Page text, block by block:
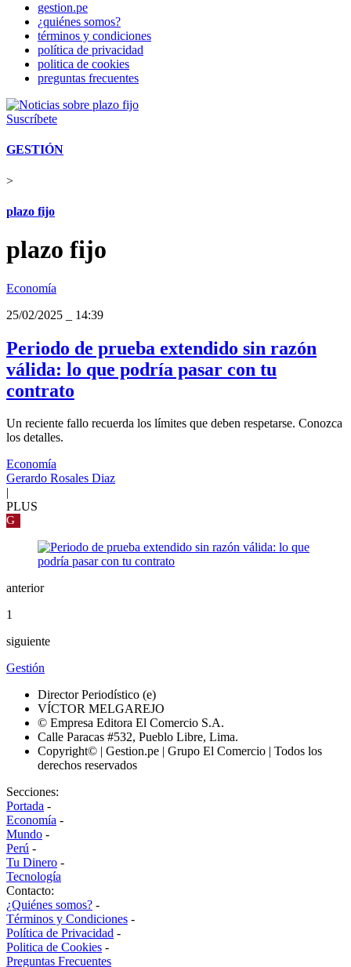
gestion.pe
¿quiénes somos?
términos y condiciones
política de privacidad
politica de cookies
preguntas frecuentes
Suscríbete
GESTIÓN
>
plazo fijo
plazo fijo
Economía
25/02/2025
14:39
Periodo de prueba extendido sin razón
válida: lo que podría pasar con tu
contrato
Un reciente fallo recuerda los límites que deben respetarse. Conozca
los detalles.
Economía
Gerardo Rosales Diaz
PLUS
G
anterior
1
siguiente
Gestión
Director Periodístico (e)
VÍCTOR MELGAREJO
© Empresa Editora El Comercio S.A.
Calle Paracas #532, Pueblo Libre, Lima.
Copyright© | Gestion.pe | Grupo El Comercio | Todos los
derechos reservados
Secciones:
Portada -
Economía -
Mundo -
Perú -
Tu Dinero -
Tecnología
Contacto:
¿Quiénes somos? -
Términos y Condiciones -
Política de Privacidad -
Politica de Cookies -
Preguntas Frecuentes